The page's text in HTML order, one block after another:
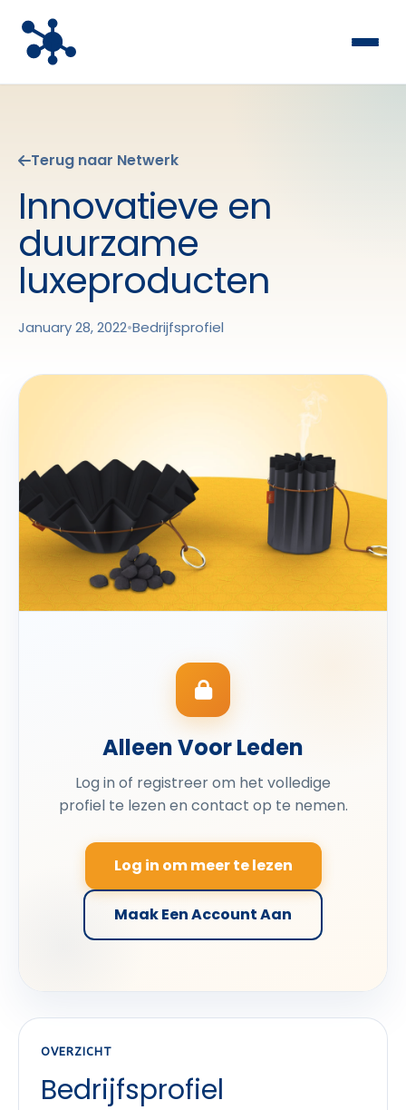
Terug naar Netwerk
Innovatieve en
duurzame
luxeproducten
January 28, 2022•Bedrijfsprofiel
Alleen Voor Leden
Log in of registreer om het volledige
profiel te lezen en contact op te nemen.
Log in om meer te lezen
Maak Een Account Aan
OVERZICHT
Bedrijfsprofiel